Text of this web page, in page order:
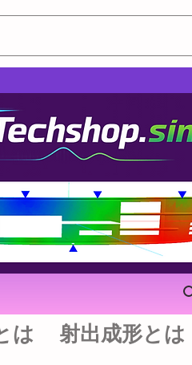
は 射出成形とは